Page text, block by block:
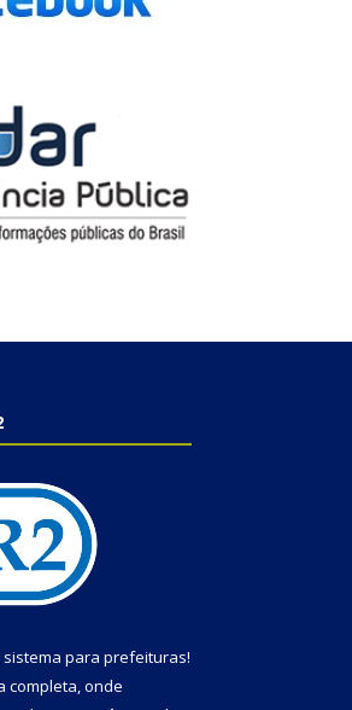
sistema para prefeituras!
completa, onde